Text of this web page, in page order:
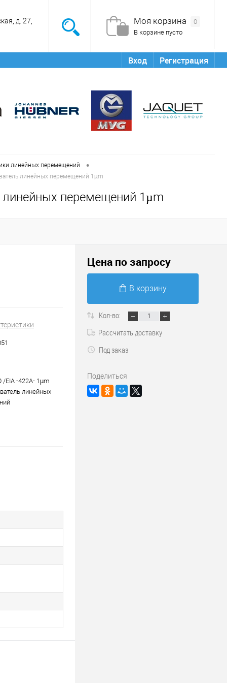
д. 27,
Моя корзина
0
В корзине пусто
Вход Регистрация
линейных перемещений •
линейных перемещений 1µm
линейных перемещений 1µm
/EIA -422A- 1µm
линейных
Цена по запросу
В корзину
Кол-во:
Рассчитать доставку
Под заказ
Поделиться